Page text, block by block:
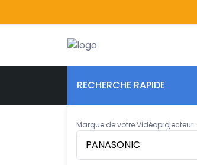
RECHERCHE RAPIDE
Marque de votre Vidéoprojecteur :